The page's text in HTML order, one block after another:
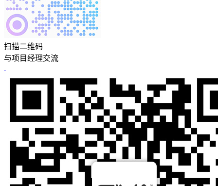
扫描二维码
与项目经理交流